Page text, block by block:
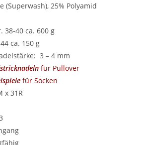
(Superwash), 25% Polyamid
38-40 ca. 600 g
ca. 150 g
3 – 4 mm
für Pullover
für Socken
x 31R